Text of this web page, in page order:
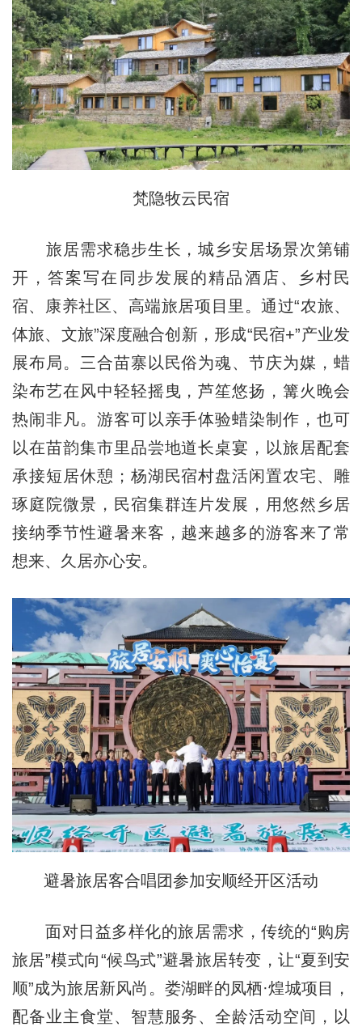
梵隐牧云民宿
旅居需求稳步生长，城乡安居场景次第铺
开，答案写在同步发展的精品酒店、乡村民
宿、康养社区、高端旅居项目里。通过“农旅、
体旅、文旅”深度融合创新，形成“民宿+”产业发
展布局。三合苗寨以民俗为魂、节庆为媒，蜡
染布艺在风中轻轻摇曳，芦笙悠扬，篝火晚会
热闹非凡。游客可以亲手体验蜡染制作，也可
以在苗韵集市里品尝地道长桌宴，以旅居配套
承接短居休憩；杨湖民宿村盘活闲置农宅、雕
琢庭院微景，民宿集群连片发展，用悠然乡居
接纳季节性避暑来客，越来越多的游客来了常
想来、久居亦心安。
避暑旅居客合唱团参加安顺经开区活动
面对日益多样化的旅居需求，传统的“购房
旅居”模式向“候鸟式”避暑旅居转变，让“夏到安
顺”成为旅居新风尚。娄湖畔的凤栖·煌城项目，
配备业主食堂、智慧服务、全龄活动空间，以